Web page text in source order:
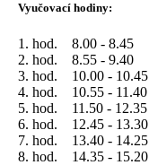
Vyučovací hodiny:
1. hod. 8.00 - 8.45
2. hod. 8.55 - 9.40
3. hod. 10.00 - 10.45
4. hod. 10.55 - 11.40
5. hod. 11.50 - 12.35
6. hod. 12.45 - 13.30
7. hod. 13.40 - 14.25
8. hod. 14.35 - 15.20